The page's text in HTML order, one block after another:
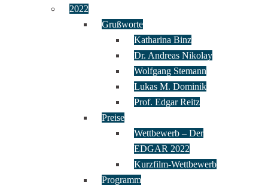
2022
Grußworte
Katharina Binz
Dr. Andreas Nikolay
Wolfgang Stemann
Lukas M. Dominik
Prof. Edgar Reitz
Preise
Wettbewerb – Der
EDGAR 2022
Kurzfilm-Wettbewerb
Programm